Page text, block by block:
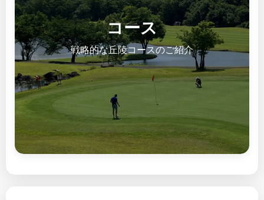
コース
戦略的な丘陵コースのご紹介